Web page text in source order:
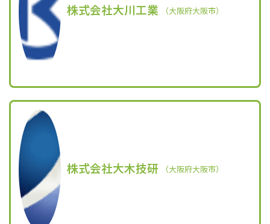
株式会社大川工業 （大阪府大阪市）
株式会社大木技研 （大阪府大阪市）